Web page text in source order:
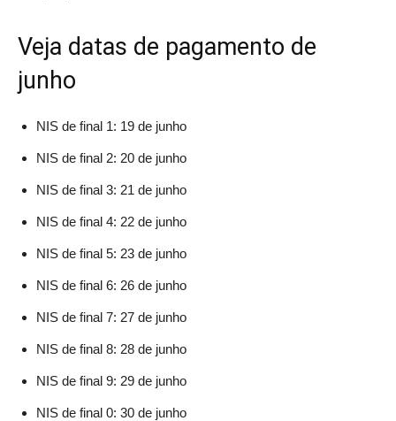
Veja datas de pagamento de
junho
NIS de final 1: 19 de junho
NIS de final 2: 20 de junho
NIS de final 3: 21 de junho
NIS de final 4: 22 de junho
NIS de final 5: 23 de junho
NIS de final 6: 26 de junho
NIS de final 7: 27 de junho
NIS de final 8: 28 de junho
NIS de final 9: 29 de junho
NIS de final 0: 30 de junho